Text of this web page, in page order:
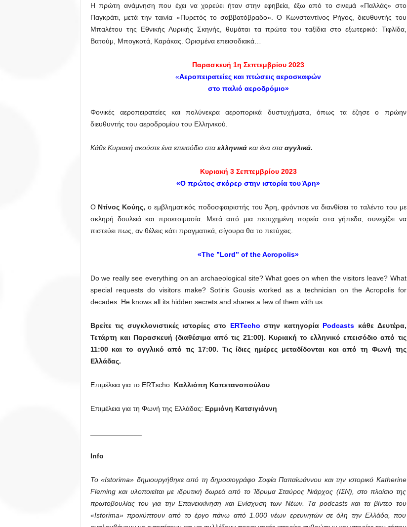
Η πρώτη ανάμνηση που έχει να χορεύει ήταν στην εφηβεία, έξω από το σινεμά «Παλλάς» στο
Παγκράτι, μετά την ταινία «Πυρετός το σαββατόβραδο». Ο Κωνσταντίνος Ρήγος, διευθυντής του
Μπαλέτου της Εθνικής Λυρικής Σκηνής, θυμάται τα πρώτα του ταξίδια στο εξωτερικό: Τιφλίδα,
Βατούμ, Μπογκοτά, Καράκας. Ορισμένα επεισοδιακά…
Παρασκευή 1η Σεπτεμβρίου 2023
«Αεροπειρατείες και πτώσεις αεροσκαφών
στο παλιό αεροδρόμιο»
Φονικές αεροπειρατείες και πολύνεκρα αεροπορικά δυστυχήματα, όπως τα έζησε ο πρώην
διευθυντής του αεροδρομίου του Ελληνικού.
Κάθε Κυριακή ακούστε ένα επεισόδιο στα ελληνικά και ένα στα αγγλικά.
Κυριακή 3 Σεπτεμβρίου 2023
«Ο πρώτος σκόρερ στην ιστορία του Άρη»
Ο Ντίνος Κούης, ο εμβληματικός ποδοσφαιριστής του Άρη, φρόντισε να διανθίσει το ταλέντο του με
σκληρή δουλειά και προετοιμασία. Μετά από μια πετυχημένη πορεία στα γήπεδα, συνεχίζει να
πιστεύει πως, αν θέλεις κάτι πραγματικά, σίγουρα θα το πετύχεις.
«The ”Lord” of the Acropolis»
Do we really see everything on an archaeological site? What goes on when the visitors leave? What
special requests do visitors make? Sotiris Gousis worked as a technician on the Acropolis for
decades. He knows all its hidden secrets and shares a few of them with us…
Βρείτε τις συγκλονιστικές ιστορίες στο ERTecho στην κατηγορία Podcasts κάθε Δευτέρα,
Τετάρτη και Παρασκευή (διαθέσιμα από τις 21:00). Κυριακή το ελληνικό επεισόδιο από τις
11:00 και το αγγλικό από τις 17:00. Τις ίδιες ημέρες μεταδίδονται και από τη Φωνή της
Ελλάδας.
Επιμέλεια για το ERTεcho: Καλλιόπη Καπετανοπούλου
Επιμέλεια για τη Φωνή της Ελλάδας: Ερμιόνη Κατσιγιάννη
Info
Το «Istorima» δημιουργήθηκε από τη δημοσιογράφο Σοφία Παπαϊωάννου και την ιστορικό Katherine
Fleming και υλοποιείται με ιδρυτική δωρεά από το Ίδρυμα Σταύρος Νιάρχος (ΙΣΝ), στο πλαίσιο της
πρωτοβουλίας του για την Επανεκκίνηση και Ενίσχυση των Νέων. Τα podcasts και τα βίντεο του
«Istorima» προκύπτουν από το έργο πάνω από 1.000 νέων ερευνητών σε όλη την Ελλάδα, που